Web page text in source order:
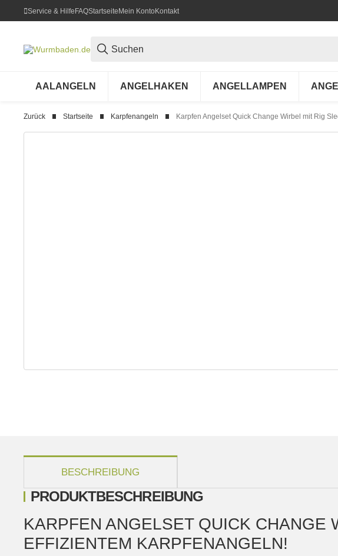
Service & HilfeFAQStartseiteMein KontoKontakt
AALANGELN ANGELHAKEN ANGELLAMPEN
Zurück Startseite Karpfenangeln Karpfen Angelset Quick Change Wirbel mit Rig
BESCHREIBUNG
PRODUKTBESCHREIBUNG
KARPFEN ANGELSET QUICK CHANGE
EFFIZIENTEM KARPFENANGELN!